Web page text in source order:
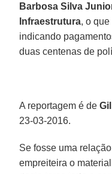
Barbosa Silva
Infraestrutura, o
indicando
duas centenas de
A reportagem é de
23-03-2016.
Se fosse uma
empreiteira o